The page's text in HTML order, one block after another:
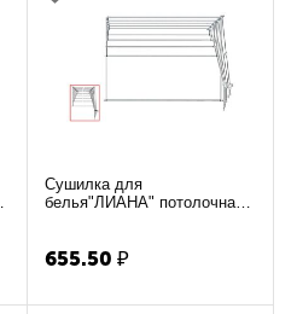
Сушилка для
белья"ЛИАНА" потолочная
655.50 ₽